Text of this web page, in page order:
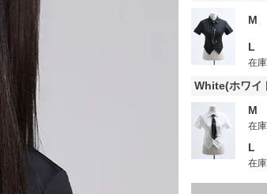
M
L
在
White(ホワイ
M
在
L
在